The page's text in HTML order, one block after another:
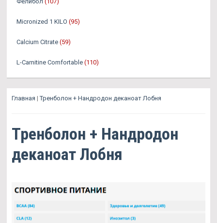
Micronized 1 KILO (95)
Calcium Citrate (59)
L-Carnitine Comfortable (110)
Главная |Тренболон + Нандродон деканоат Лобня
Тренболон + Нандродон
деканоат Лобня